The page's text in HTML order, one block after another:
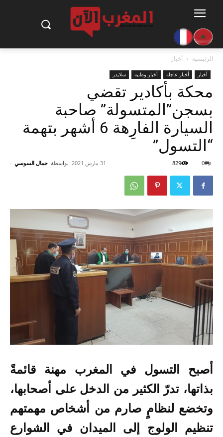
الرئيسية أخبار
أخبار أخبار عاجلة أخبار وطنية سلايدر
محكة بأكادير تقضي
بسجن”المتسولة” صاحبة
السيارة الفارِهة 6 أشهر بتهمة
“التسول”
بواسطة جمال السوسي - 31 مارس 2021 0
829
أصبح التسول في المغرب مهنة قائمةً
بذاتها، تدرّ الكثير من الدخل على أصحابها،
وتخضع لنظامٍ صارم من أشخاص مهمتهم
تنظيم الولوج إلى الميدان في الشوارع